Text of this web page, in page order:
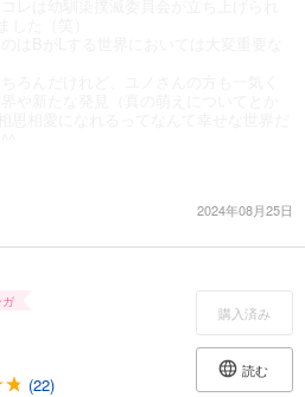
2024年08月25日
(22)
購入済み
読む